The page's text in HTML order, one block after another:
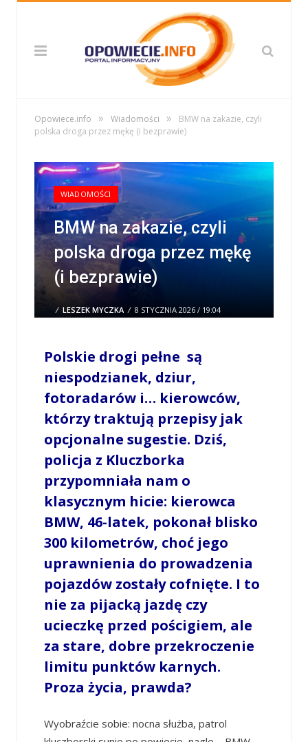
Opowiece.info » Wiadomości »
BMW na zakazie, czyli
polska droga przez mękę (i bezprawie)
WIADOMOŚCI
BMW na zakazie, czyli
polska droga przez mękę
(i bezprawie)
/ LESZEK MYCZKA / 8 STYCZNIA 2026 / 19:04
0 COMMENTS
Polskie drogi pełne są
niespodzianek, dziur,
fotoradarów i… kierowców,
którzy traktują przepisy jak
opcjonalne sugestie. Dziś,
policja z Kluczborka
przypomniała nam o
klasycznym hicie: kierowca
BMW, 46-latek, pokonał blisko
300 kilometrów, choć jego
uprawnienia do prowadzenia
pojazdów zostały cofnięte. I to
nie za pijacką jazdę czy
ucieczkę przed pościgiem, ale
za stare, dobre przekroczenie
limitu punktów karnych.
Proza życia, prawda?
Wyobraźcie sobie: nocna służba, patrol